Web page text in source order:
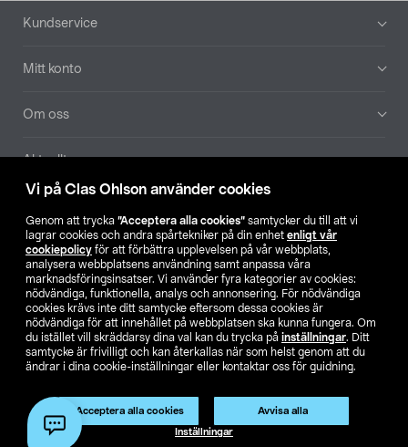
Vi på Clas Ohlson använder cookies
Genom att trycka ”Acceptera alla cookies” samtycker du till att vi
lagrar cookies och andra spårtekniker på din enhet enligt vår
cookiepolicy för att förbättra upplevelsen på vår webbplats,
analysera webbplatsens användning samt anpassa våra
marknadsföringsinsatser. Vi använder fyra kategorier av cookies:
nödvändiga, funktionella, analys och annonsering. För nödvändiga
cookies krävs inte ditt samtycke eftersom dessa cookies är
nödvändiga för att innehållet på webbplatsen ska kunna fungera. Om
du istället vill skräddarsy dina val kan du trycka på inställningar. Ditt
samtycke är frivilligt och kan återkallas när som helst genom att du
ändrar i dina cookie-inställningar eller kontaktar oss för guidning.
Acceptera alla cookies Avvisa alla
Inställningar
Sidfot
Kundservice
Mitt konto
Om oss
Aktuellt
Hitta butik
SE NO FI
Köpvillkor Privacy statement Klubbvillkor
För företag
Ändra till priser exklusive moms